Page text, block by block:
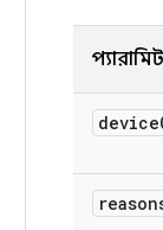
device